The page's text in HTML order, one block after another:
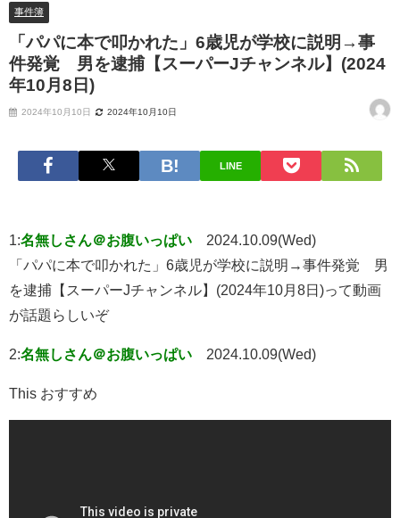
事件簿
「パパに本で叩かれた」6歳児が学校に説明→事
件発覚 男を逮捕【スーパーJチャンネル】(2024
年10月8日)
2024年10月10日 2024年10月10日
LINE
1:名無しさん＠お腹いっぱい
2024.10.09(Wed)
「パパに本で叩かれた」6歳児が学校に説明→事件発覚 男
を逮捕【スーパーJチャンネル】(2024年10月8日)って動画
が話題らしいぞ
2:名無しさん＠お腹いっぱい 2024.10.09(Wed)
This おすすめ